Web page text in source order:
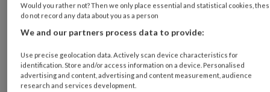
gemiddeld 4,4 jaar duurt voordat een juiste
235 jonge mensen met dementie, vergeleken
met een gemiddelde van 2,8 jaar bij een
vergelijkbaar cohort van ouderen met
5
Would you rather not? Then we only place essential and statistical cookies,
do not record any data about you as a person
We and our partners process data to provide:
Use precise geolocation data. Actively scan device characteristics for
identification. Store and/or access information on a device. Personalised
advertising and content, advertising and content measurement, audience
research and services development.